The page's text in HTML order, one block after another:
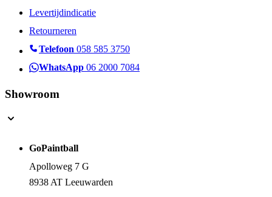
Levertijdindicatie
Retourneren
Telefoon 058 585 3750
WhatsApp 06 2000 7084
Showroom
GoPaintball
Apolloweg 7 G
8938 AT Leeuwarden